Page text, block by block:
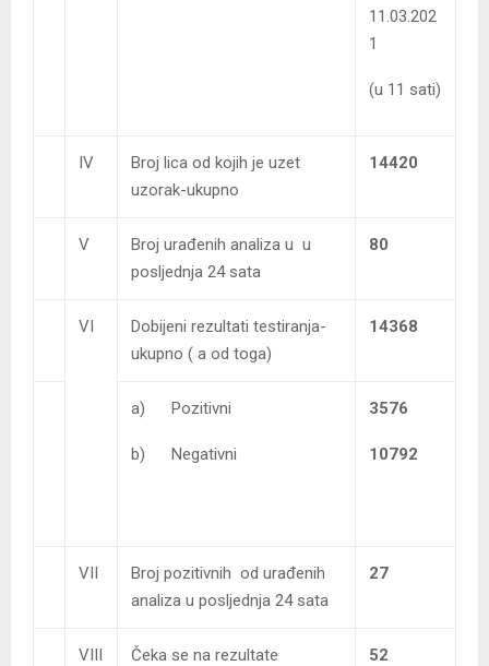
11.03.202
1
(u 11 sati)
IV
Broj lica od kojih je uzet
uzorak-ukupno
14420
V
Broj urađenih analiza u u
posljednja 24 sata
80
VI
Dobijeni rezultati testiranja-
ukupno ( a od toga)
14368
a) Pozitivni
b) Negativni
3576
10792
VII
Broj pozitivnih od urađenih
analiza u posljednja 24 sata
27
VIII Čeka se na rezultate 52